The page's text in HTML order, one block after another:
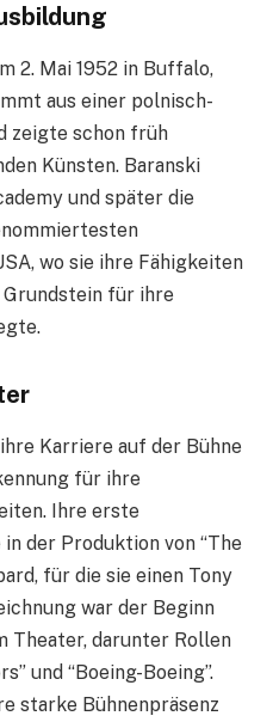
2. Mai 1952 in Buffalo,
aus einer polnisch-
zeigte schon früh
Künsten. Baranski
und später die
wo sie ihre Fähigkeiten
für ihre
Karriere auf der Bühne
für ihre
Ihre erste
der Produktion von “The
für die sie einen Tony
war der Beginn
Theater, darunter Rollen
und “Boeing-Boeing”.
starke Bühnenpräsenz